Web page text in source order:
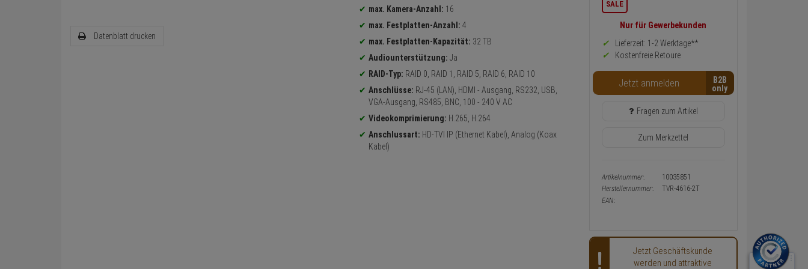
Datenblatt drucken
max. Kamera-Anzahl: 16
max. Festplatten-Anzahl: 4
max. Festplatten-Kapazität: 32 TB
Audiounterstützung: Ja
RAID-Typ: RAID 0, RAID 1, RAID 5, RAID 6, RAID 10
Anschlüsse: RJ-45 (LAN), HDMI - Ausgang, RS232, USB,
VGA-Ausgang, RS485, BNC, 100 - 240 V AC
Videokomprimierung: H.265, H.264
Anschlussart: HD-TVI IP (Ethernet Kabel), Analog (Koax
Kabel)
zurück
Preis,
Verfügbakeit
und
Warenkorb-
oder
Konfigurieren-
Button
SALE
Nur für Gewerbekunden
Lieferzeit: 1-2 Werktage**
Kostenfreie Retoure
Jetzt anmelden B2B
Fragen zum Artikel
Zum Merkzettel
Artikelnummer:
10035851
Herstellernummer:
TVR-4616-2T
EAN:
Jetzt Geschäftskunde
werden und attraktive